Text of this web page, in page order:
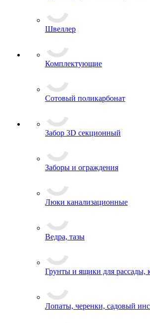
Швеллер
Комплектующие
Сотовый поликарбонат
Забор 3D секционный
Заборы и ограждения
Люки канализационные
Ведра, тазы
Грунты и ящики для рассады,
Лопаты, черенки, садовый